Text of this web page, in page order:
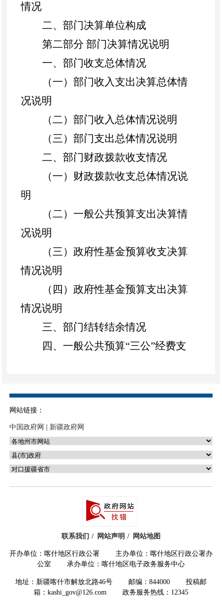
情况
二、部门决算单位构成
第二部分 部门决算情况说明
一、部门收支总体情况
（一）部门收入支出决算总体情
况说明
（二）部门收入总体情况说明
（三）部门支出总体情况说明
二、部门财政拨款收支情况
（一）财政拨款收支总体情况说
明
（二）一般公共预算支出决算情
况说明
（三）政府性基金预算收支决算
情况说明
（四）政府性基金预算支出决算
情况说明
三、部门结转结余情况
四、一般公共预算“三公”经费支
七、其他重要事项的情况
（一）国有资产占用情况说明
（二）国有资产收益征缴情况说
（三）部门项目支出情况和项目
绩效评价情况说明
第三部分 专业名词解释
第四部分 部门决算报表
二、部门收支总体情况（11
网站链接：
中国政府网 新疆政府网
联系我们 网站声明 网站地图
开办单位：喀什地区行政公署 主办单位：喀什地区行政公署办
公室 承办单位：喀什地区电子政务服务中心
地址：新疆喀什市解放北路46号 邮编：844000 投稿邮
箱：kashi_gov@126.com 政务服务热线：12345